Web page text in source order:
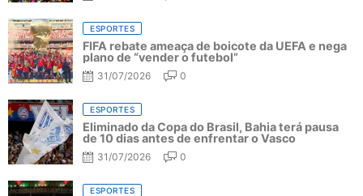
ESPORTES
FIFA rebate ameaça de boicote da UEFA e nega
plano de “vender o futebol”
31/07/2026 0
ESPORTES
Eliminado da Copa do Brasil, Bahia terá pausa
de 10 dias antes de enfrentar o Vasco
31/07/2026 0
ESPORTES